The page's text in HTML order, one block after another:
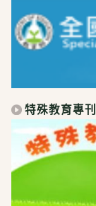
特殊教育專刊